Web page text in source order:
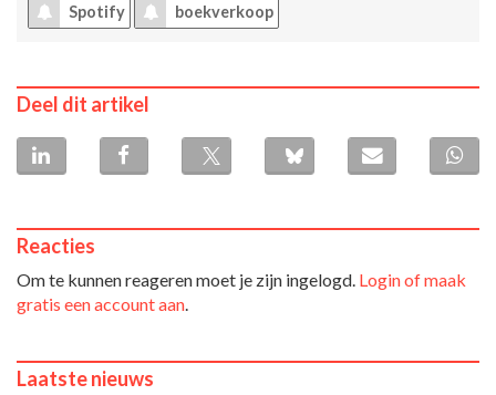
Spotify boekverkoop
Deel dit artikel
Reacties
Om te kunnen reageren moet je zijn ingelogd. Login of maak
gratis een account aan.
Laatste nieuws